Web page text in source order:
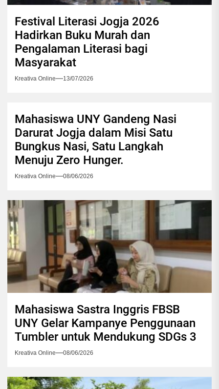
Festival Literasi Jogja 2026
Hadirkan Buku Murah dan
Pengalaman Literasi bagi
Masyarakat
Kreativa Online 13/07/2026
Mahasiswa UNY Gandeng Nasi
Darurat Jogja dalam Misi Satu
Bungkus Nasi, Satu Langkah
Menuju Zero Hunger.
Kreativa Online 08/06/2026
Mahasiswa Sastra Inggris FBSB
UNY Gelar Kampanye Penggunaan
Tumbler untuk Mendukung SDGs 3
Kreativa Online 08/06/2026